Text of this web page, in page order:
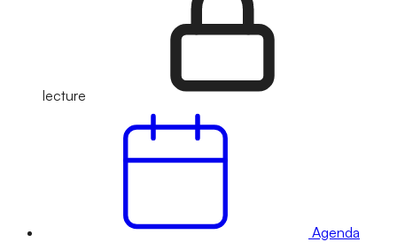
lecture
Agenda